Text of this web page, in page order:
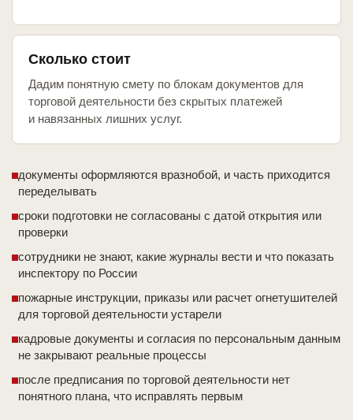
Сколько стоит
Дадим понятную смету по блокам документов для
торговой деятельности без скрытых платежей
и навязанных лишних услуг.
документы оформляются вразнобой, и часть приходится
переделывать
сроки подготовки не согласованы с датой открытия или
проверки
сотрудники не знают, какие журналы вести и что показать
инспектору по России
пожарные инструкции, приказы или расчет огнетушителей
для торговой деятельности устарели
кадровые документы и согласия по персональным данным
не закрывают реальные процессы
после предписания по торговой деятельности нет
понятного плана, что исправлять первым